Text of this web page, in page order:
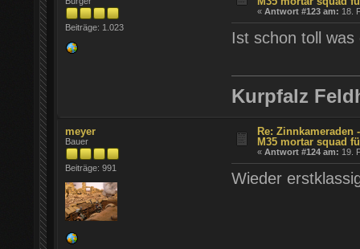
Beiträge: 1.023
«Antwort #123 am: 18.
Ist schon toll
Kurpfalz
meyer
Bauer
Beiträge: 991
Re: Zinnkameraden
M35 mortar squad
«Antwort #124 am: 19.
Wieder